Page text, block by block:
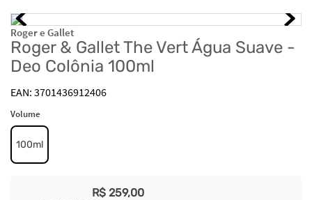
Roger e Gallet
Roger & Gallet The Vert Água Suave -
Deo Colônia 100ml
3701436912406
Volume
100ml
R$ 259,00